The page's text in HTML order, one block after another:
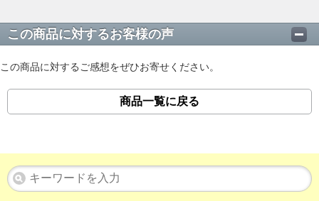
この商品に対するお客様の声
この商品に対するご感想をぜひお寄せください。
商品一覧に戻る